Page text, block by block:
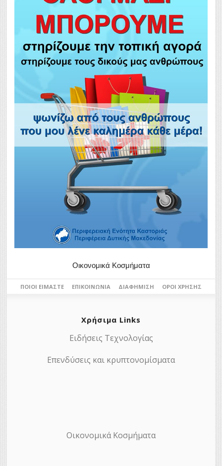
Οικονομικά Κοσμήματα
ΠΟΙΟΙ ΕΊΜΑΣΤΕ ΕΠΙΚΟΙΝΩΝΊΑ ΔΙΑΦΉΜΙΣΗ ΌΡΟΙ ΧΡΉΣΗΣ
Χρήσιμα Links
Ειδήσεις Τεχνολογίας
Επενδύσεις και κρυπτονομίσματα
Οικονομικά Κοσμήματα